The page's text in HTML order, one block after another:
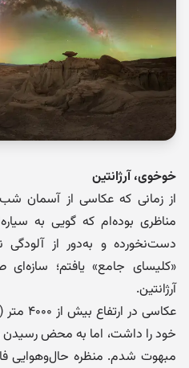
خوخوی، آرژانتین
از زمانی که عکاسی از آسمان شب
مناظری بوده‌ام که گویی به
دست‌نخورده و به‌دور از آلودگی
«کلیسای جامع» یافتم؛
آرژانتین.
خود را داشت، اما به محض رسیدن
مبهوت شدم. منظره حال‌وهوایی